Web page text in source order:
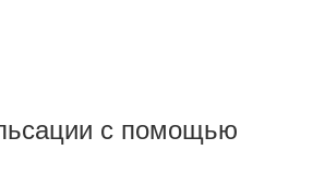
с помощью